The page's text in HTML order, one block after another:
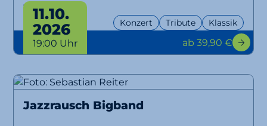
Tribute
Konzert Tribute Klassik
11.10.
2026
19:00 Uhr ab 39,90 €
Jazzrausch Bigband